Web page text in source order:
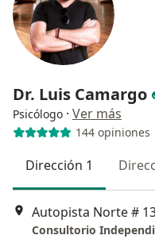
Dr. Luis Camargo
Psicólogo · Ver más
144 opiniones
Dirección 1
Autopista Norte #
Consultorio